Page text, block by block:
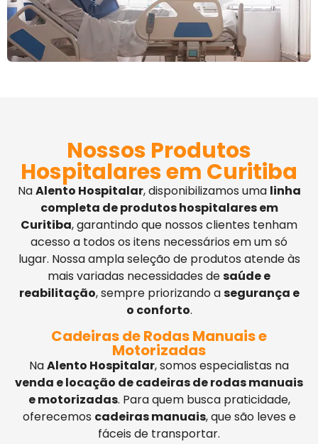
Nossos Produtos
Hospitalares em Curitiba
NaAlento Hospitalar, disponibilizamos uma linha
completa de produtos hospitalares em
Curitiba, garantindo que nossos clientes tenham
acesso a todos os itens necessários em um só
lugar. Nossa ampla seleção de produtos atende às
mais variadas necessidades desaúde e
reabilitação, sempre priorizando asegurança e
o conforto.
Cadeiras de Rodas Manuais e
Motorizadas
NaAlento Hospitalar, somos especialistas na
venda e locação de cadeiras de rodas manuais
e motorizadas. Para quem busca praticidade,
oferecemos cadeiras manuais, que são leves e
fáceis de transportar.